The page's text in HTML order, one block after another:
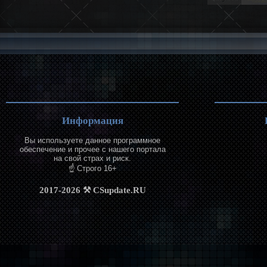
Информация
Вы используете данное программное
обеспечение и прочее с нашего портала
на свой страх и риск.
☝ Строго 16+
2017-2026 ⚒ CSupdate.RU